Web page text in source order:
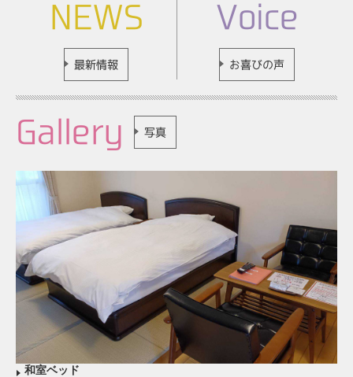
NEWS
最新情報
Voice
お喜びの声
Gallery 写真
和室ベッド